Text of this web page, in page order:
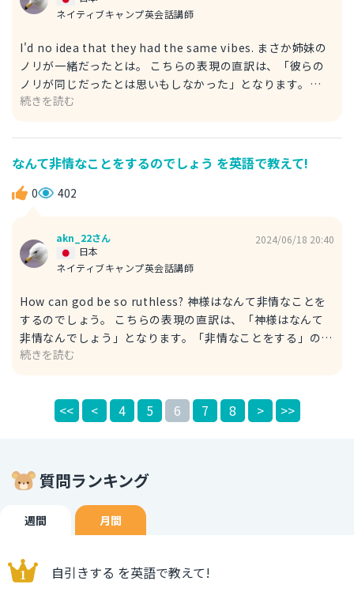
きますが、それですと文が冗長に感じてしまいますのでhair
ネイティブキャンプ英会話講師
I'd no idea that they had the same vibes. まさか姉妹の
ノリが一緒だったとは。 こちらの表現の直訳は、「彼らの
ノリが同じだったとは思いもしなかった」となります。
「I'd no idea」は「I had no idea」を省略して書いたもの
think」を使うこともできます。 I didn't think they would
have the same vibes. まさか彼らが同じノリを持っている
とは知らなかった。 また、「they」ではなく「the two
sisters」としても自然に聞こえます。 さて、アメリカで、
from her. 彼女はノリがいい。 The room's sending bad
vibes. 部屋の雰囲気が悪い。
続きを読む
なんて非情なことをするのでしょう を英語で教えて!
0 402
akn_22さん
ネイティブキャンプ英会話講師
日本
2024/06/18 20:40
How can god be so ruthless? 神様はなんて非情なことを
するのでしょう。 こちらの表現の直訳は、「神様はなんて
非情なんでしょう」となります。「非情なことをする」の直
訳は「act so ruthlessly」となりますが、「神様が非情な
使えます。 例） How can he act so ruthlessly？ 彼はどう
う意味を加えています。
続きを読む
<< < 4 5 6 7 8 > >>
質問ランキング
週間 月間
自引きする を英語で教えて!